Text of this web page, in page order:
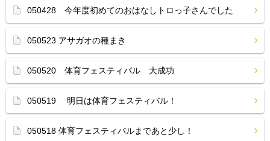
050428 今年度初めてのおはなしトロっ子さんでした
050523 アサガオの種まき
050520 体育フェスティバル 大成功
050519 明日は体育フェスティバル！
050518 体育フェスティバルまであと少し！